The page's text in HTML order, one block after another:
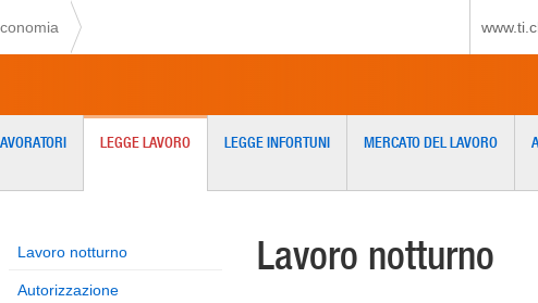
LEGGE LAVORO LEGGE INFORTUNI MERCATO DEL LAVORO
Lavoro notturno
Autorizzazione
Lavoro notturno